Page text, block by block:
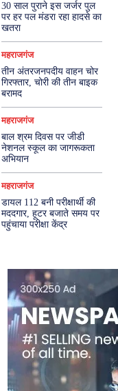
30 साल पुराने इस जर्जर पुल
पर हर पल मंडरा रहा हादसे का
खतरा
महराजगंज
तीन अंतरजनपदीय वाहन चोर
गिरफ्तार, चोरी की तीन बाइक
बरामद
महराजगंज
बाल श्रम दिवस पर जीडी
नेशनल स्कूल का जागरूकता
अभियान
महराजगंज
डायल 112 बनी परीक्षार्थी की
मददगार, हूटर बजाते समय पर
पहुंचाया परीक्षा केंद्र